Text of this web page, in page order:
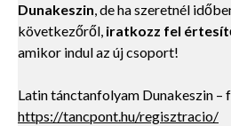
Dunakeszin, de ha szeretnél
következőről, iratkozz fel
amikor indul az új csoport!
Latin tánctanfolyam Dunakeszin
https://tancpont.hu/regisztracio/